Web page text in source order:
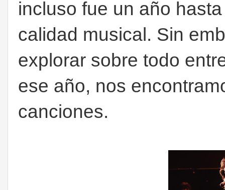
incluso fue un año
calidad musical. Sin
explorar sobre todo
ese año, nos
canciones.